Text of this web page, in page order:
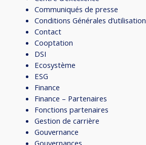
Communiqués de presse
Conditions Générales d’utilisation
Contact
Cooptation
DSI
Ecosystème
ESG
Finance
Finance – Partenaires
Fonctions partenaires
Gestion de carrière
Gouvernance
Gouvernances